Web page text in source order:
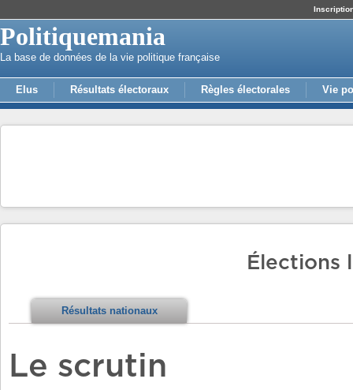
Politiquemania
La base de données de la vie politique française
Elus Résultats électoraux Règles électorales Vie
Élections
Résultats nationaux
Le scrutin